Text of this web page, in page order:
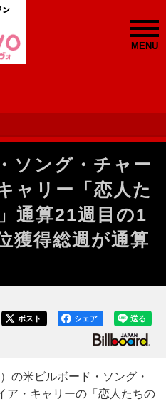
MENU
ソング・チャー
ャリー「恋人た
通算21週目の1
獲得総週が通算
送る
シェア
ポスト
の米ビルボード・ソング・
ア・キャリーの「恋人たちの